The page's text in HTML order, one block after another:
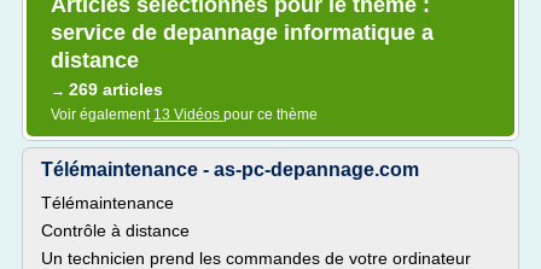
Articles sélectionnés pour le thème :
service de depannage informatique a
distance
→ 269 articles
Voir également 13 Vidéos pour ce thème
Télémaintenance - as-pc-depannage.com
Télémaintenance
Contrôle à distance
Un technicien prend les commandes de votre ordinateur